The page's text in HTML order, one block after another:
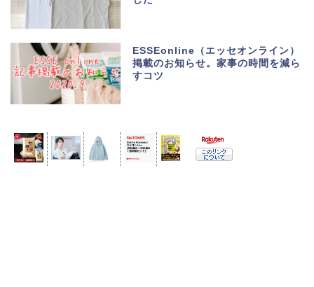
ESSEonline（エッセオンライン）
掲載のお知らせ。家事の時間を減ら
すコツ